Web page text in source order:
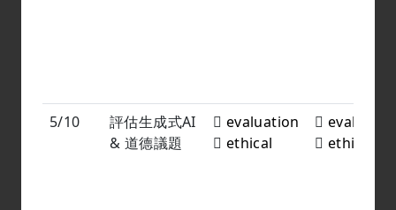
5/10
評估生成式AI
& 道德議題
evaluation
ethical
ethical